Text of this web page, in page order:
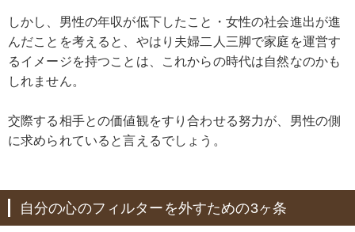
しかし、男性の年収が低下したこと・女性の社会進出が進
んだことを考えると、やはり夫婦二人三脚で家庭を運営す
るイメージを持つことは、これからの時代は自然なのかも
しれません。
交際する相手との価値観をすり合わせる努力が、男性の側
に求められていると言えるでしょう。
自分の心のフィルターを外すための3ヶ条